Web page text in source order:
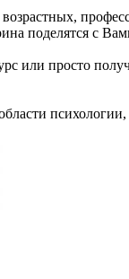
поделятся с
или просто